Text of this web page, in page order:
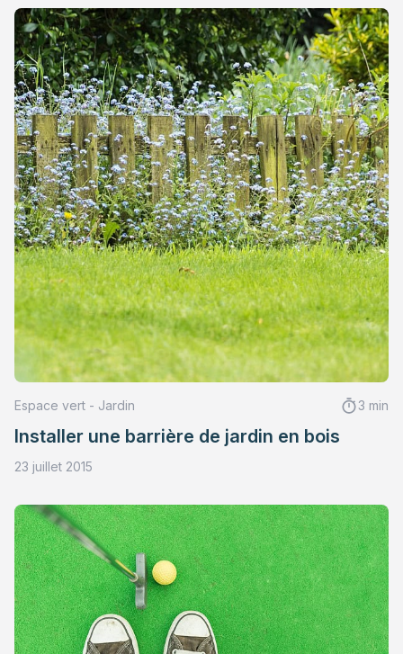
Espace vert - Jardin 3 min
Installer une barrière de jardin en bois
23 juillet 2015